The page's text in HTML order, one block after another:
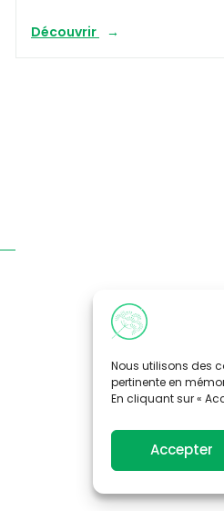
Nous utilisons des
pertinente en
En cliquant sur «
Accepter
Découvrir